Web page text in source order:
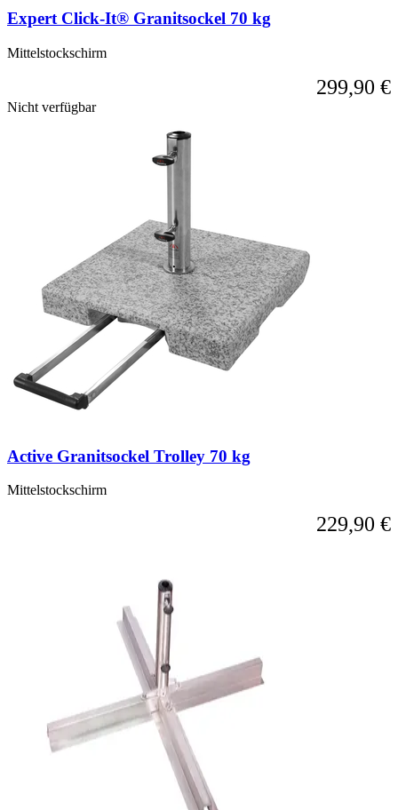
Navigation
die
Expert Click-It® Granitsockel 70 kg
Mittelstockschirm
299,90 €
Nicht verfügbar
Active Granitsockel Trolley 70 kg
Mittelstockschirm
229,90 €